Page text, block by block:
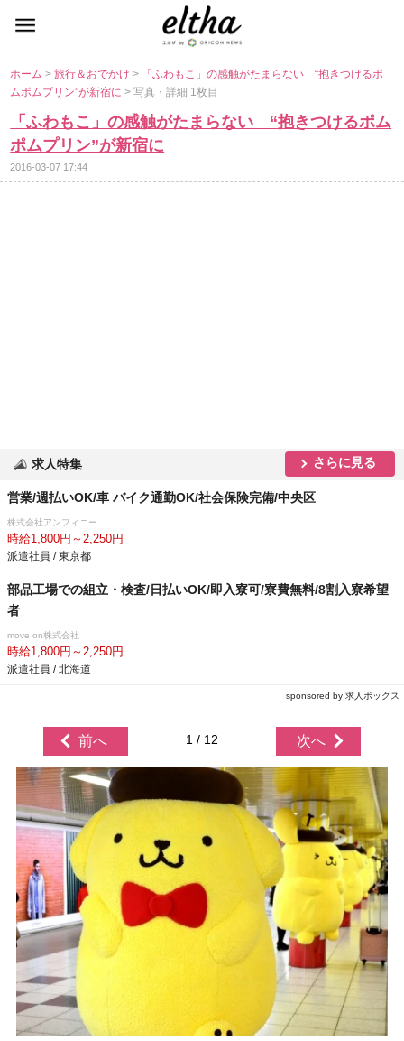
ホーム>旅行＆おでかけ>
「ふわもこ」の感触がたまらない “抱きつけるポ
ムポムプリン”が新宿に> 写真・詳細 1枚目
「ふわもこ」の感触がたまらない “抱きつけるポム
ポムプリン”が新宿に
2016-03-07 17:44
求人特集 さらに見る
営業/週払いOK/車 バイク通勤OK/社会保険完備/中央区
株式会社アンフィニー
時給1,800円～2,250円
派遣社員 / 東京都
部品工場での組立・検査/日払いOK/即入寮可/寮費無料/8割入寮希望
者
move on株式会社
時給1,800円～2,250円
派遣社員 / 北海道
sponsored by 求人ボックス
前へ 1 / 12 次へ